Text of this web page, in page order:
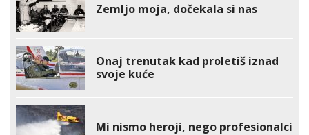
Zemljo moja, dočekala si nas
Onaj trenutak kad proletiš iznad
svoje kuće
Mi nismo heroji, nego profesionalci